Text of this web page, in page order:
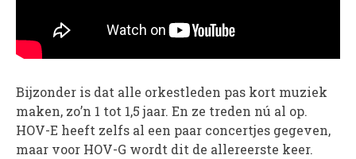
Bijzonder is dat alle orkestleden pas kort muziek
maken, zo’n 1 tot 1,5 jaar. En ze treden nú al op.
HOV-E heeft zelfs al een paar concertjes gegeven,
maar voor HOV-G wordt dit de allereerste keer.